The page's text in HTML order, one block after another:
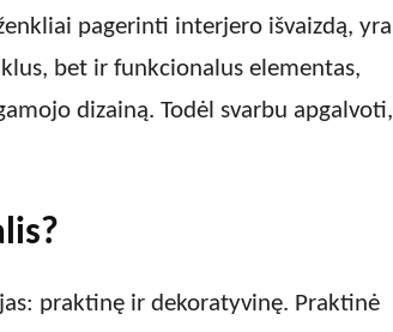
pagerinti interjero išvaizdą, yra
bet ir funkcionalus elementas,
dizainą. Todėl svarbu apgalvoti,
praktinę ir dekoratyvinę. Praktinė